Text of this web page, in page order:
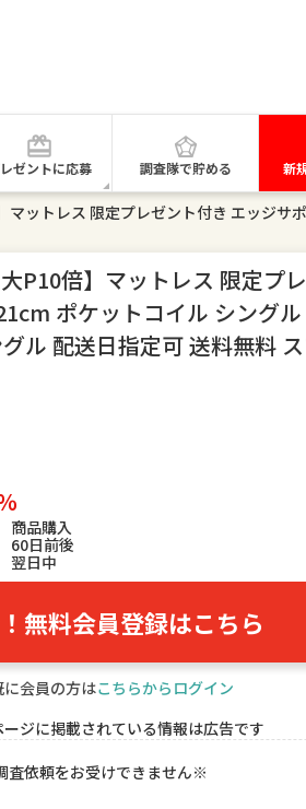
ゼントに応募 調査隊で貯める 新
大P10倍】マットレス 限定プ
ポケットコイル シング
ル 配送日指定可 送料無料
商品購入
60日前後
翌日中
無料会員登録はこちら
に会員の方はこちらからログイン
ジに掲載されている情報は広告です
査依頼をお受けできません※